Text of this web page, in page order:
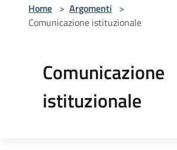
Home > Argomenti >
Comunicazione istituzionale
Comunicazione
istituzionale